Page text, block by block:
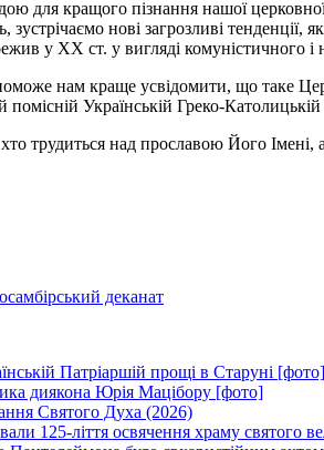
для кращого пізнання нашої
зустрічаємо нові загрозливі
у ХХ ст. у вигляді комуністичного і
нам краще усвідомити, що таке
Українській Греко-
трудиться над прославою Його
деканат
Патріаршій прощі в Старуні [фото]
диякона Юрія Мацібору [фото]
Святого Духа (2026)
125-ліття освячення храму святого